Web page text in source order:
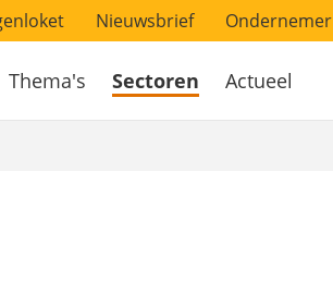
Nieuwsbrief Ondernemer
Thema's Sectoren Actueel